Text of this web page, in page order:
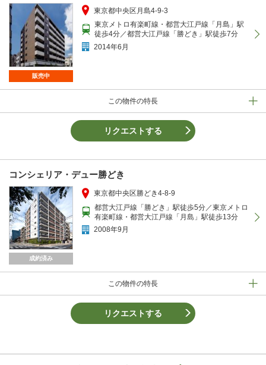
販売中
この物件の特長
東京都中央区月島4-9-3
東京メトロ有楽町線・都営大江戸線「月島」駅
徒歩4分／都営大江戸線「勝どき」駅徒歩7分
2014年6月
リクエストする
コンシェリア・デュー勝どき
成約済み
この物件の特長
東京都中央区勝どき4-8-9
都営大江戸線「勝どき」駅徒歩5分／東京メトロ
有楽町線・都営大江戸線「月島」駅徒歩13分
2008年9月
リクエストする